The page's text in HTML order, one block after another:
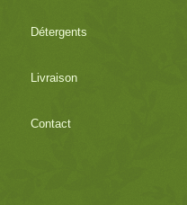
Détergents
Livraison
Contact